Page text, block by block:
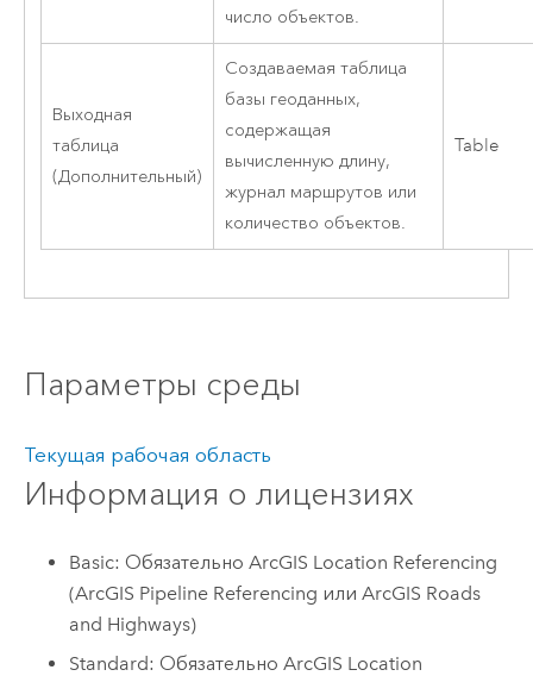
число объектов.
Выходная
таблица
(Дополнительный)
Создаваемая таблица
базы геоданных,
содержащая
вычисленную длину,
журнал маршрутов или
количество объектов.
Table
Параметры среды
Текущая рабочая область
Информация о лицензиях
Basic: Обязательно ArcGIS Location Referencing
(ArcGIS Pipeline Referencing или ArcGIS Roads
and Highways)
Standard: Обязательно ArcGIS Location